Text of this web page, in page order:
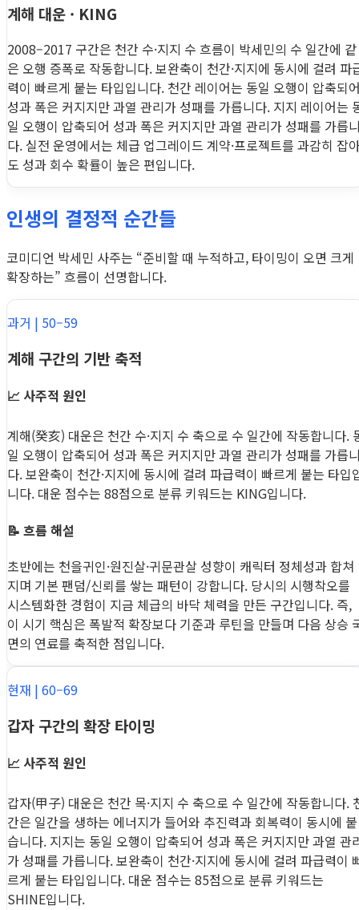
계해 대운 · KING
2008–2017 구간은 천간 수·지지 수 흐름이 박세민의 수 일간에 같
은 오행 증폭로 작동합니다. 보완축이 천간·지지에 동시에 걸려 파
력이 빠르게 붙는 타입입니다. 천간 레이어는 동일 오행이 압축되
성과 폭은 커지지만 과열 관리가 성패를 가릅니다. 지지 레이어는
일 오행이 압축되어 성과 폭은 커지지만 과열 관리가 성패를 가릅
다. 실전 운영에서는 체급 업그레이드 계약·프로젝트를 과감히 잡
도 성과 회수 확률이 높은 편입니다.
인생의 결정적 순간들
코미디언 박세민 사주는 “준비할 때 누적하고, 타이밍이 오면 크게
확장하는” 흐름이 선명합니다.
과거 | 50–59
계해 구간의 기반 축적
📈 사주적 원인
계해(癸亥) 대운은 천간 수·지지 수 축으로 수 일간에 작동합니다.
일 오행이 압축되어 성과 폭은 커지지만 과열 관리가 성패를 가릅
다. 보완축이 천간·지지에 동시에 걸려 파급력이 빠르게 붙는 타입
니다. 대운 점수는 88점으로 분류 키워드는 KING입니다.
📝 흐름 해설
초반에는 천을귀인·원진살·귀문관살 성향이 캐릭터 정체성과 합쳐
지며 기본 팬덤/신뢰를 쌓는 패턴이 강합니다. 당시의 시행착오를
시스템화한 경험이 지금 체급의 바닥 체력을 만든 구간입니다. 즉,
이 시기 핵심은 폭발적 확장보다 기준과 루틴을 만들며 다음 상승
면의 연료를 축적한 점입니다.
현재 | 60–69
갑자 구간의 확장 타이밍
📈 사주적 원인
갑자(甲子) 대운은 천간 목·지지 수 축으로 수 일간에 작동합니다.
간은 일간을 생하는 에너지가 들어와 추진력과 회복력이 동시에 붙
습니다. 지지는 동일 오행이 압축되어 성과 폭은 커지지만 과열 관
가 성패를 가릅니다. 보완축이 천간·지지에 동시에 걸려 파급력이
르게 붙는 타입입니다. 대운 점수는 85점으로 분류 키워드는
SHINE입니다.